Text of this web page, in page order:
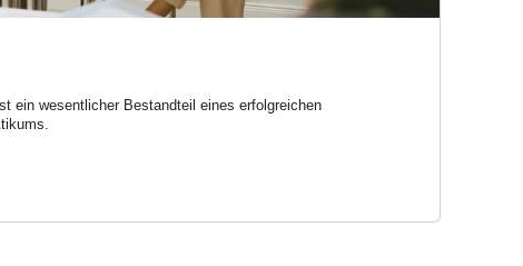
ein wesentlicher Bestandteil eines erfolgreichen